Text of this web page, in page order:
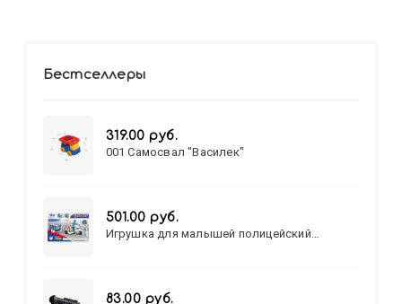
Бестселлеры
319.00 руб.
001 Самосвал "Василек"
501.00 руб.
Игрушка для малышей полицейский
83.00 руб.